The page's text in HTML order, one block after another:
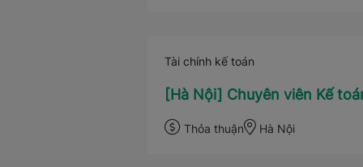
Tài chính kế toán
[Hà Nội] Chuyên viên Kế
Thỏa thuận Hà Nội